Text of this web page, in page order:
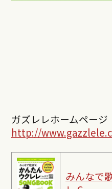
ガズレレホームページ
http://
みんなで